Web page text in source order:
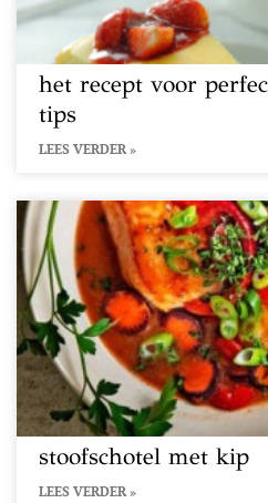
het recept voor
tips
LEES VERDER »
stoofschotel met kip
LEES VERDER »